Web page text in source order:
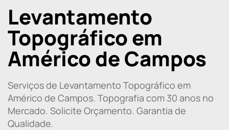
Levantamento
Topográfico em
Américo de Campos
Serviços de Levantamento Topográfico em
Américo de Campos. Topografia com 30 anos no
Mercado. Solicite Orçamento. Garantia de
Qualidade.